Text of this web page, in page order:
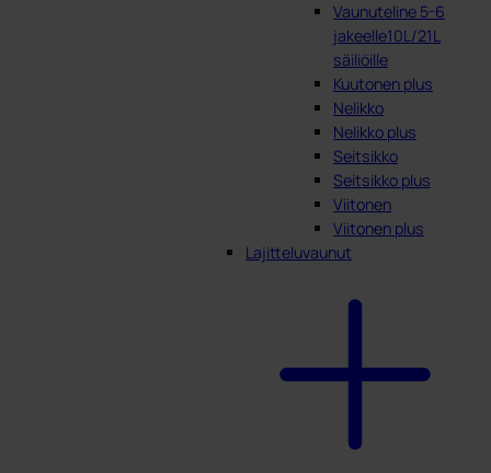
Vaunuteline 5-6
jakeelle10L/21L
säiliöille
Kuutonen plus
Nelikko
Nelikko plus
Seitsikko
Seitsikko plus
Viitonen
Viitonen plus
Lajitteluvaunut